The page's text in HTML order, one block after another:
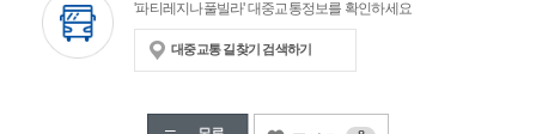
'파티레지나풀빌라' 대중교통정보를 확인하세요
대중교통 길찾기 검색하기